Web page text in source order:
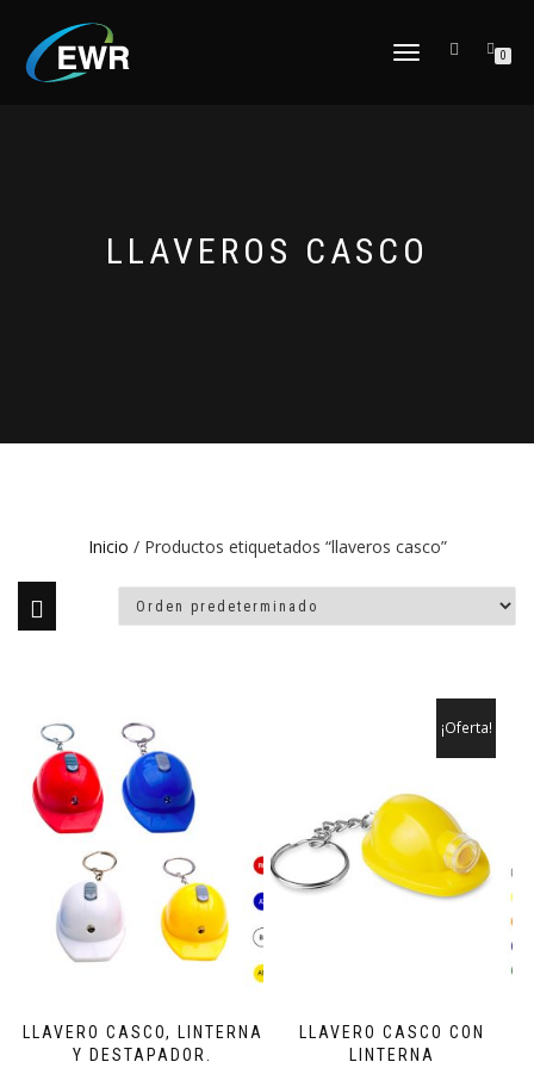
CAMBIAR
0
LLAVEROS CASCO
Inicio / Productos etiquetados “llaveros casco”
LLAVERO CASCO, LINTERNA
Y DESTAPADOR.
LLAVERO CASCO CON
LINTERNA
¡Oferta!